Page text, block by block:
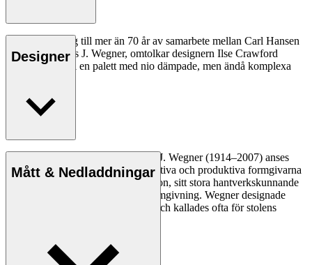
Som en hyllning till mer än 70 år av samarbete mellan Carl Hansen
& Søn och Hans J. Wegner, omtolkar designern Ilse Crawford
CH24 Y-stolen i en palett med nio dämpade, men ändå komplexa
Läs mer
Designer
Den danske möbeldesignern Hans J. Wegner (1914–2007) anses
vara en av de mest kreativa, innovativa och produktiva formgivarna
genom tiderna, känd för sin precision, sitt stora hantverkskunnande
och sin kompromisslösa syn på formgivning. Wegner designade
nästan 500 stolar under sin livstid och kallades ofta för stolens
Läs mer om Hans J. Wegner
Mått & Nedladdningar